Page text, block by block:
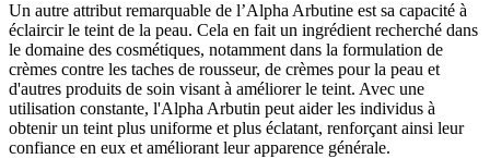
Un autre attribut remarquable de l’Alpha Arbutine est sa capacité à
éclaircir le teint de la peau. Cela en fait un ingrédient recherché dans
le domaine des cosmétiques, notamment dans la formulation de
crèmes contre les taches de rousseur, de crèmes pour la peau et
d'autres produits de soin visant à améliorer le teint. Avec une
utilisation constante, l'Alpha Arbutin peut aider les individus à
obtenir un teint plus uniforme et plus éclatant, renforçant ainsi leur
confiance en eux et améliorant leur apparence générale.